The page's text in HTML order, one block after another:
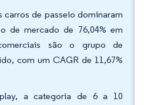
de passeio dominaram
de mercado de 76,04% em
são o grupo de
com um CAGR de 11,67%
a categoria de 6 a 10